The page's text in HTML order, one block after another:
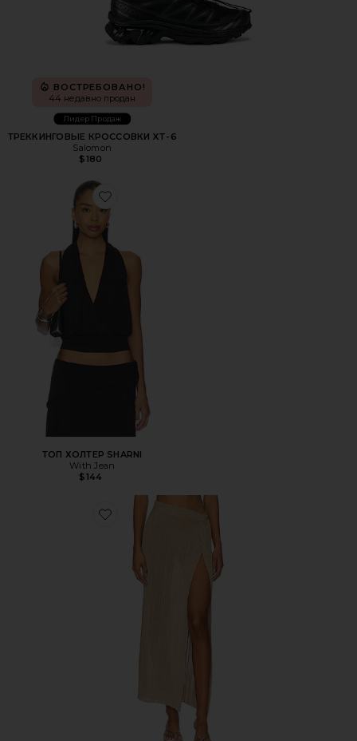
ВОСТРЕБОВАНО!
44 недавно продан
Лидер Продаж
ТРЕККИНГОВЫЕ КРОССОВКИ XT-6
Salomon
$180
Favorite ТОП ХОЛТЕР SHARNI
ТОП ХОЛТЕР SHARNI
With Jean
$144
Favorite ЮБКА HEART OF GOLD